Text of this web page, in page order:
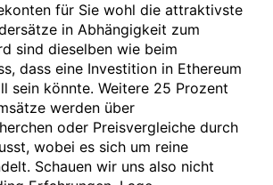
für Sie wohl die attraktivste
in Abhängigkeit zum
sind dieselben wie beim
dass eine Investition in Ethereum
sein könnte. Weitere 25 Prozent
werden über
oder Preisvergleiche durch
wobei es sich um reine
Schauen wir uns also nicht